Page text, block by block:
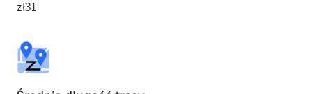
zł31